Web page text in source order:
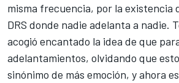
misma frecuencia, por la existencia
DRS donde nadie adelanta a nadie.
acogió encantado la idea de que
adelantamientos, olvidando que
sinónimo de más emoción, y ahora